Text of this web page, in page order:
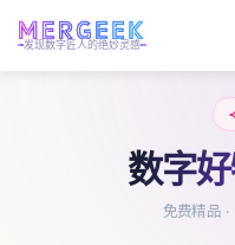
发现数字匠人的绝妙灵感
数字
免费精品